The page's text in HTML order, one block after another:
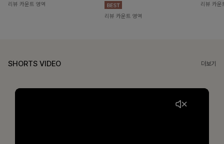
리뷰 카운트 영역
리뷰 카운트 영역
리뷰 카운
SHORTS VIDEO 더보기